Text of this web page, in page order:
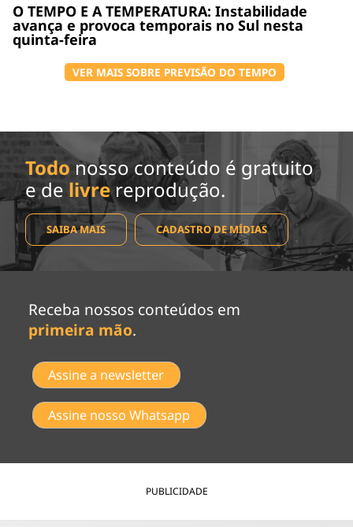
O TEMPO E A TEMPERATURA: Instabilidade
avança e provoca temporais no Sul nesta
quinta-feira
VER MAIS SOBRE PREVISÃO DO TEMPO
Todo nosso conteúdo é gratuito
e de livrereprodução.
SAIBA MAIS CADASTRO DE MÍDIAS
Receba nossos conteúdos em
primeira mão.
Assine a newsletter
Assine nosso Whatsapp
PUBLICIDADE